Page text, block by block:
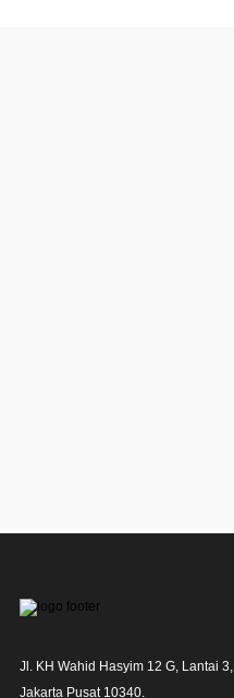
Jl. KH Wahid Hasyim 12 G, Lantai 3,
Jakarta Pusat 10340.